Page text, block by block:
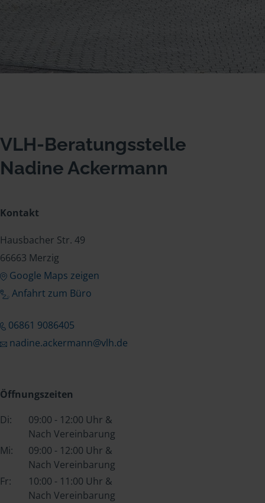
VLH-Beratungsstelle
Nadine Ackermann
Kontakt
Hausbacher Str. 49
66663 Merzig
Google Maps zeigen
Anfahrt zum Büro
06861 9086405
nadine.ackermann@vlh.de
Öffnungszeiten
Di:
09:00 - 12:00 Uhr &
Nach Vereinbarung
Mi:
09:00 - 12:00 Uhr &
Nach Vereinbarung
Fr:
10:00 - 11:00 Uhr &
Nach Vereinbarung